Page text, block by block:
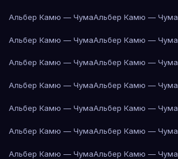
Альбер Камю — ЧумаАльбер Камю — Чума
Альбер Камю — ЧумаАльбер Камю — Чума
Альбер Камю — ЧумаАльбер Камю — Чума
Альбер Камю — ЧумаАльбер Камю — Чума
Альбер Камю — ЧумаАльбер Камю — Чума
Альбер Камю — ЧумаАльбер Камю — Чума
Альбер Камю — ЧумаАльбер Камю — Чума